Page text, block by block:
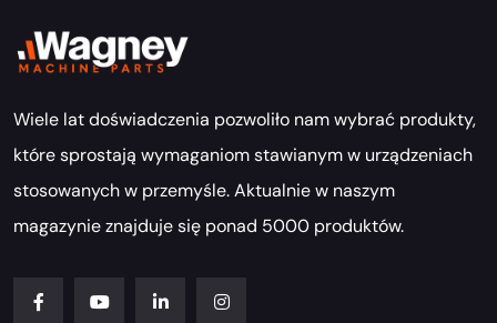
Wiele lat doświadczenia pozwoliło nam wybrać produkty,
które sprostają wymaganiom stawianym w urządzeniach
stosowanych w przemyśle. Aktualnie w naszym
magazynie znajduje się ponad 5000 produktów.